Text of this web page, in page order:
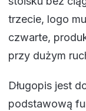
trzecie, logo
czwarte,
przy dużym
Długopis jest
podstawową